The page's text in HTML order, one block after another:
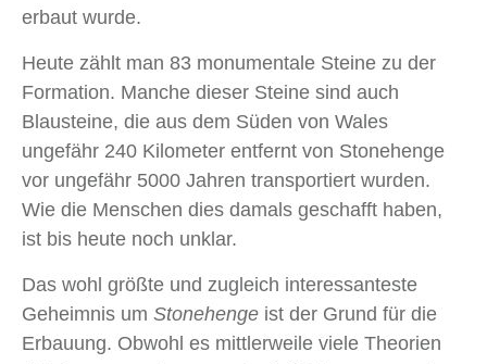
erbaut wurde.
Heute zählt man 83 monumentale Steine zu der
Formation. Manche dieser Steine sind auch
Blausteine, die aus dem Süden von Wales
ungefähr 240 Kilometer entfernt von Stonehenge
vor ungefähr 5000 Jahren transportiert wurden.
Wie die Menschen dies damals geschafft haben,
ist bis heute noch unklar.
Das wohl größte und zugleich interessanteste
Geheimnis um Stonehenge ist der Grund für die
Erbauung. Obwohl es mittlerweile viele Theorien